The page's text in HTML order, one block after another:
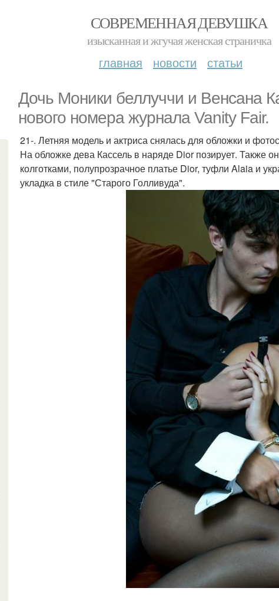
СОВРЕМЕННАЯ ДЕВУШКА
изысканная и жгучая женская страничка
главная новости статьи
Дочь Моники беллуччи и Венсана
нового номера журнала Vanity Fair.
21-. Летняя модель и актриса снялась для обложки и
На обложке дева Кассель в наряде Dior позирует. Также
колготками, полупрозрачное платье Dior, туфли Alaia и
укладка в стиле "Старого Голливуда".